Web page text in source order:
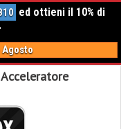
ed ottieni il 10% di
Agosto